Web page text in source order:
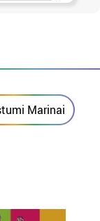
Marinai